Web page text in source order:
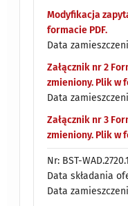
Modyfikacja
formacie PDF.
Data
Załącznik nr 2
zmieniony. Plik w
Data
Załącznik nr 3
zmieniony. Plik w
Nr: BST-
Data składania
Data